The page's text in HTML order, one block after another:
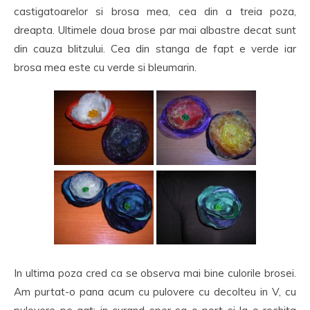
castigatoarelor si brosa mea, cea din a treia poza,
dreapta. Ultimele doua brose par mai albastre decat sunt
din cauza blitzului. Cea din stanga de fapt e verde iar
brosa mea este cu verde si bleumarin.
In ultima poza cred ca se observa mai bine culorile brosei.
Am purtat-o pana acum cu pulovere cu decolteu in V, cu